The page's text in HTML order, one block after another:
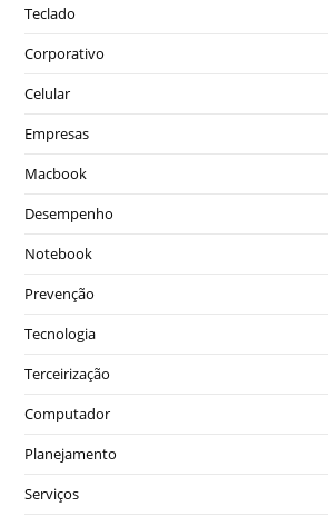
Teclado
Corporativo
Celular
Empresas
Macbook
Desempenho
Notebook
Prevenção
Tecnologia
Terceirização
Computador
Planejamento
Serviços